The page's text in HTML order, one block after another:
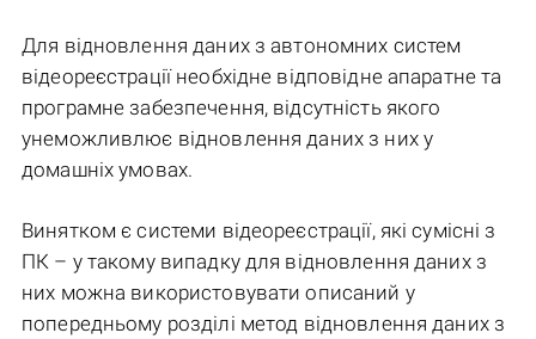
Для відновлення даних з автономних систем
відеореєстрації необхідне відповідне апаратне та
програмне забезпечення, відсутність якого
унеможливлює відновлення даних з них у
домашніх умовах.
Винятком є системи відеореєстрації, які сумісні з
ПК – у такому випадку для відновлення даних з
них можна використовувати описаний у
попередньому розділі метод відновлення даних з